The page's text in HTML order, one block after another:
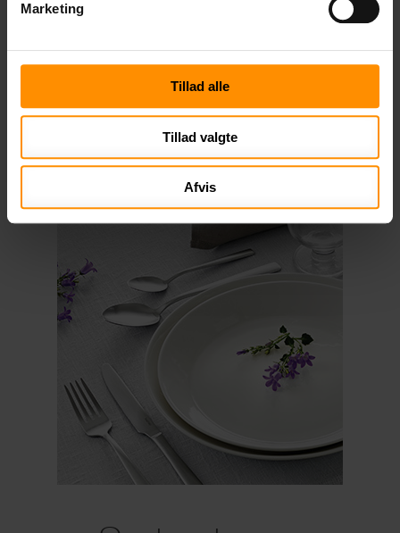
Marketing
Tillad alle
Tillad valgte
Afvis
Stålkvalitet
Bestik lavet af 18/10 stål er mest modstandsdygtigt over for
rust (18% krom og 10% nikkel). De fleste knivblade er lavet
af hærdet stål (14/0) og er derfor mere udsat for flyverust
end de andre dele i bestikserien.